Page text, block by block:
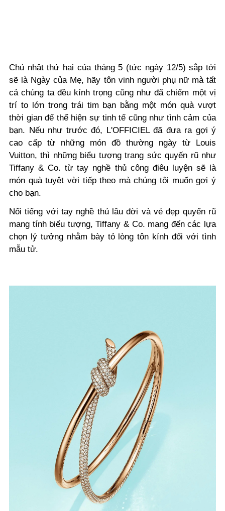
Chủ nhật thứ hai của tháng 5 (tức ngày 12/5) sắp tới
sẽ là Ngày của Mẹ, hãy tôn vinh người phụ nữ mà tất
cả chúng ta đều kính trọng cũng như đã chiếm một vị
trí to lớn trong trái tim bạn bằng một món quà vượt
thời gian để thể hiện sự tinh tế cũng như tình cảm của
bạn. Nếu như trước đó, L'OFFICIEL đã đưa ra gợi ý
cao cấp từ những món đồ thường ngày từ Louis
Vuitton, thì những biểu tượng trang sức quyến rũ như
Tiffany & Co. từ tay nghề thủ công điêu luyện sẽ là
món quà tuyệt vời tiếp theo mà chúng tôi muốn gợi ý
cho bạn.
Nổi tiếng với tay nghề thủ lâu đời và vẻ đẹp quyến rũ
mang tính biểu tượng, Tiffany & Co. mang đến các lựa
chọn lý tưởng nhằm bày tỏ lòng tôn kính đối với tình
mẫu tử.